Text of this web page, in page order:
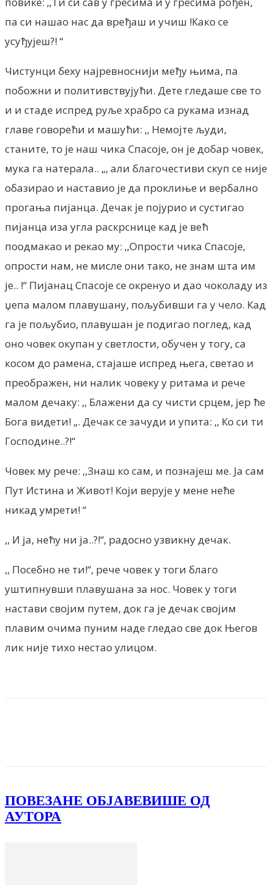
па си нашао нас да вређаш и учиш !Како се
усуђујеш?! “
Чистунци беху најревноснији међу њима, па
побожни и политивствујући. Дете гледаше све то
и и стаде испред руље храбро са рукама изнад
главе говорећи и машући: ,, Немојте људи,
станите, то је наш чика Спасоје, он је добар човек,
мука га натерала.. „, али благочестиви скуп се није
обазирао и наставио је да проклиње и вербално
прогања пијанца. Дечак је појурио и сустигао
пијанца иза угла раскрснице кад је већ
поодмакао и рекао му: ,,Опрости чика Спасоје,
опрости нам, не мисле они тако, не знам шта им
је.. !“ Пијанац Спасоје се окренуо и дао чоколаду из
џепа малом плавушану, пољубивши га у чело. Кад
га је пољубио, плавушан је подигао поглед, кад
оно човек окупан у светлости, обучен у тогу, са
косом до рамена, стајаше испред њега, светао и
преображен, ни налик човеку у ритама и рече
малом дечаку: ,, Блажени да су чисти срцем, јер ће
Бога видети! „. Дечак се зачуди и упита: ,, Ко си ти
Господине..?!“
Човек му рече: ,,Знаш ко сам, и познајеш ме. Ја сам
Пут Истина и Живот! Који верује у мене неће
никад умрети! “
,, И ја, нећу ни ја..?!“, радосно узвикну дечак.
,, Посебно не ти!“, рече човек у тоги благо
уштипнувши плавушана за нос. Човек у тоги
настави својим путем, док га је дечак својим
плавим очима пуним наде гледао све док Његов
лик није тихо нестао улицом.
ПОВЕЗАНЕ ОБЈАВЕВИШЕ ОД
АУТОРА